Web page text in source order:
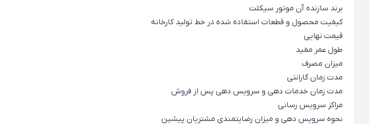
برند سازنده آن موتور سیکلت
کیفیت محصول و قطعات استفاده شده در خط تولید کارخانه
قیمت نهایی
طول عمر مفید
میزان مصرف
مدت زمان گارانتی
مدت زمان خدمات دهی و سرویس دهی پس از فروش
مراکز سرویس رسانی
نحوه سرویس دهی و میزان رضایتمندی مشتریان پیشین